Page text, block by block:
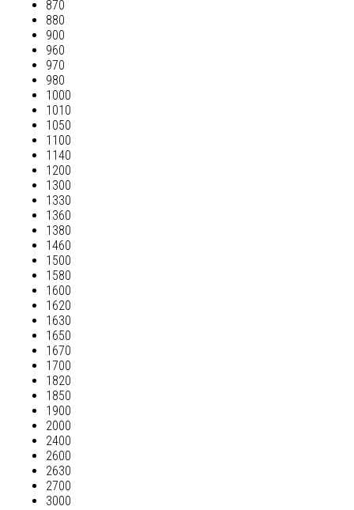
870
880
900
960
970
980
1000
1010
1050
1100
1140
1200
1300
1330
1360
1380
1460
1500
1580
1600
1620
1630
1650
1670
1700
1820
1850
1900
2000
2400
2600
2630
2700
3000